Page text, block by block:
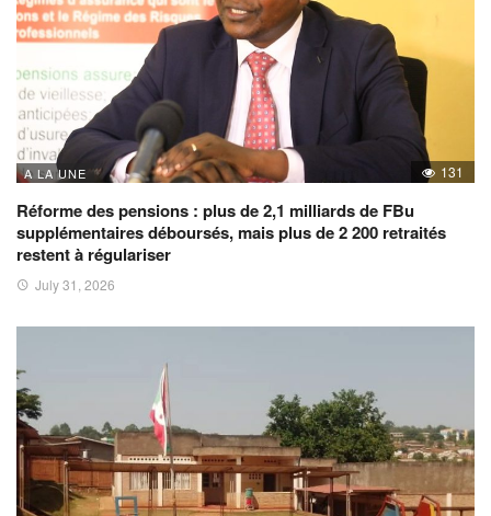
A LA UNE 131
Réforme des pensions : plus de 2,1 milliards de FBu
supplémentaires déboursés, mais plus de 2 200 retraités
restent à régulariser
July 31, 2026